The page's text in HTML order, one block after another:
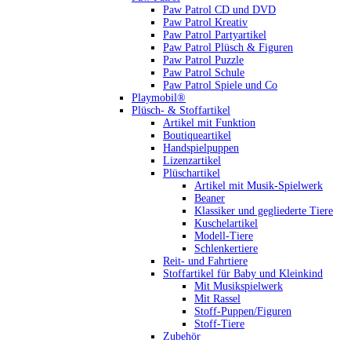
Paw Patrol CD und DVD
Paw Patrol Kreativ
Paw Patrol Partyartikel
Paw Patrol Plüsch & Figuren
Paw Patrol Puzzle
Paw Patrol Schule
Paw Patrol Spiele und Co
Playmobil®
Plüsch- & Stoffartikel
Artikel mit Funktion
Boutiqueartikel
Handspielpuppen
Lizenzartikel
Plüschartikel
Artikel mit Musik-Spielwerk
Beaner
Klassiker und gegliederte Tiere
Kuschelartikel
Modell-Tiere
Schlenkertiere
Reit- und Fahrtiere
Stoffartikel für Baby und Kleinkind
Mit Musikspielwerk
Mit Rassel
Stoff-Puppen/Figuren
Stoff-Tiere
Zubehör